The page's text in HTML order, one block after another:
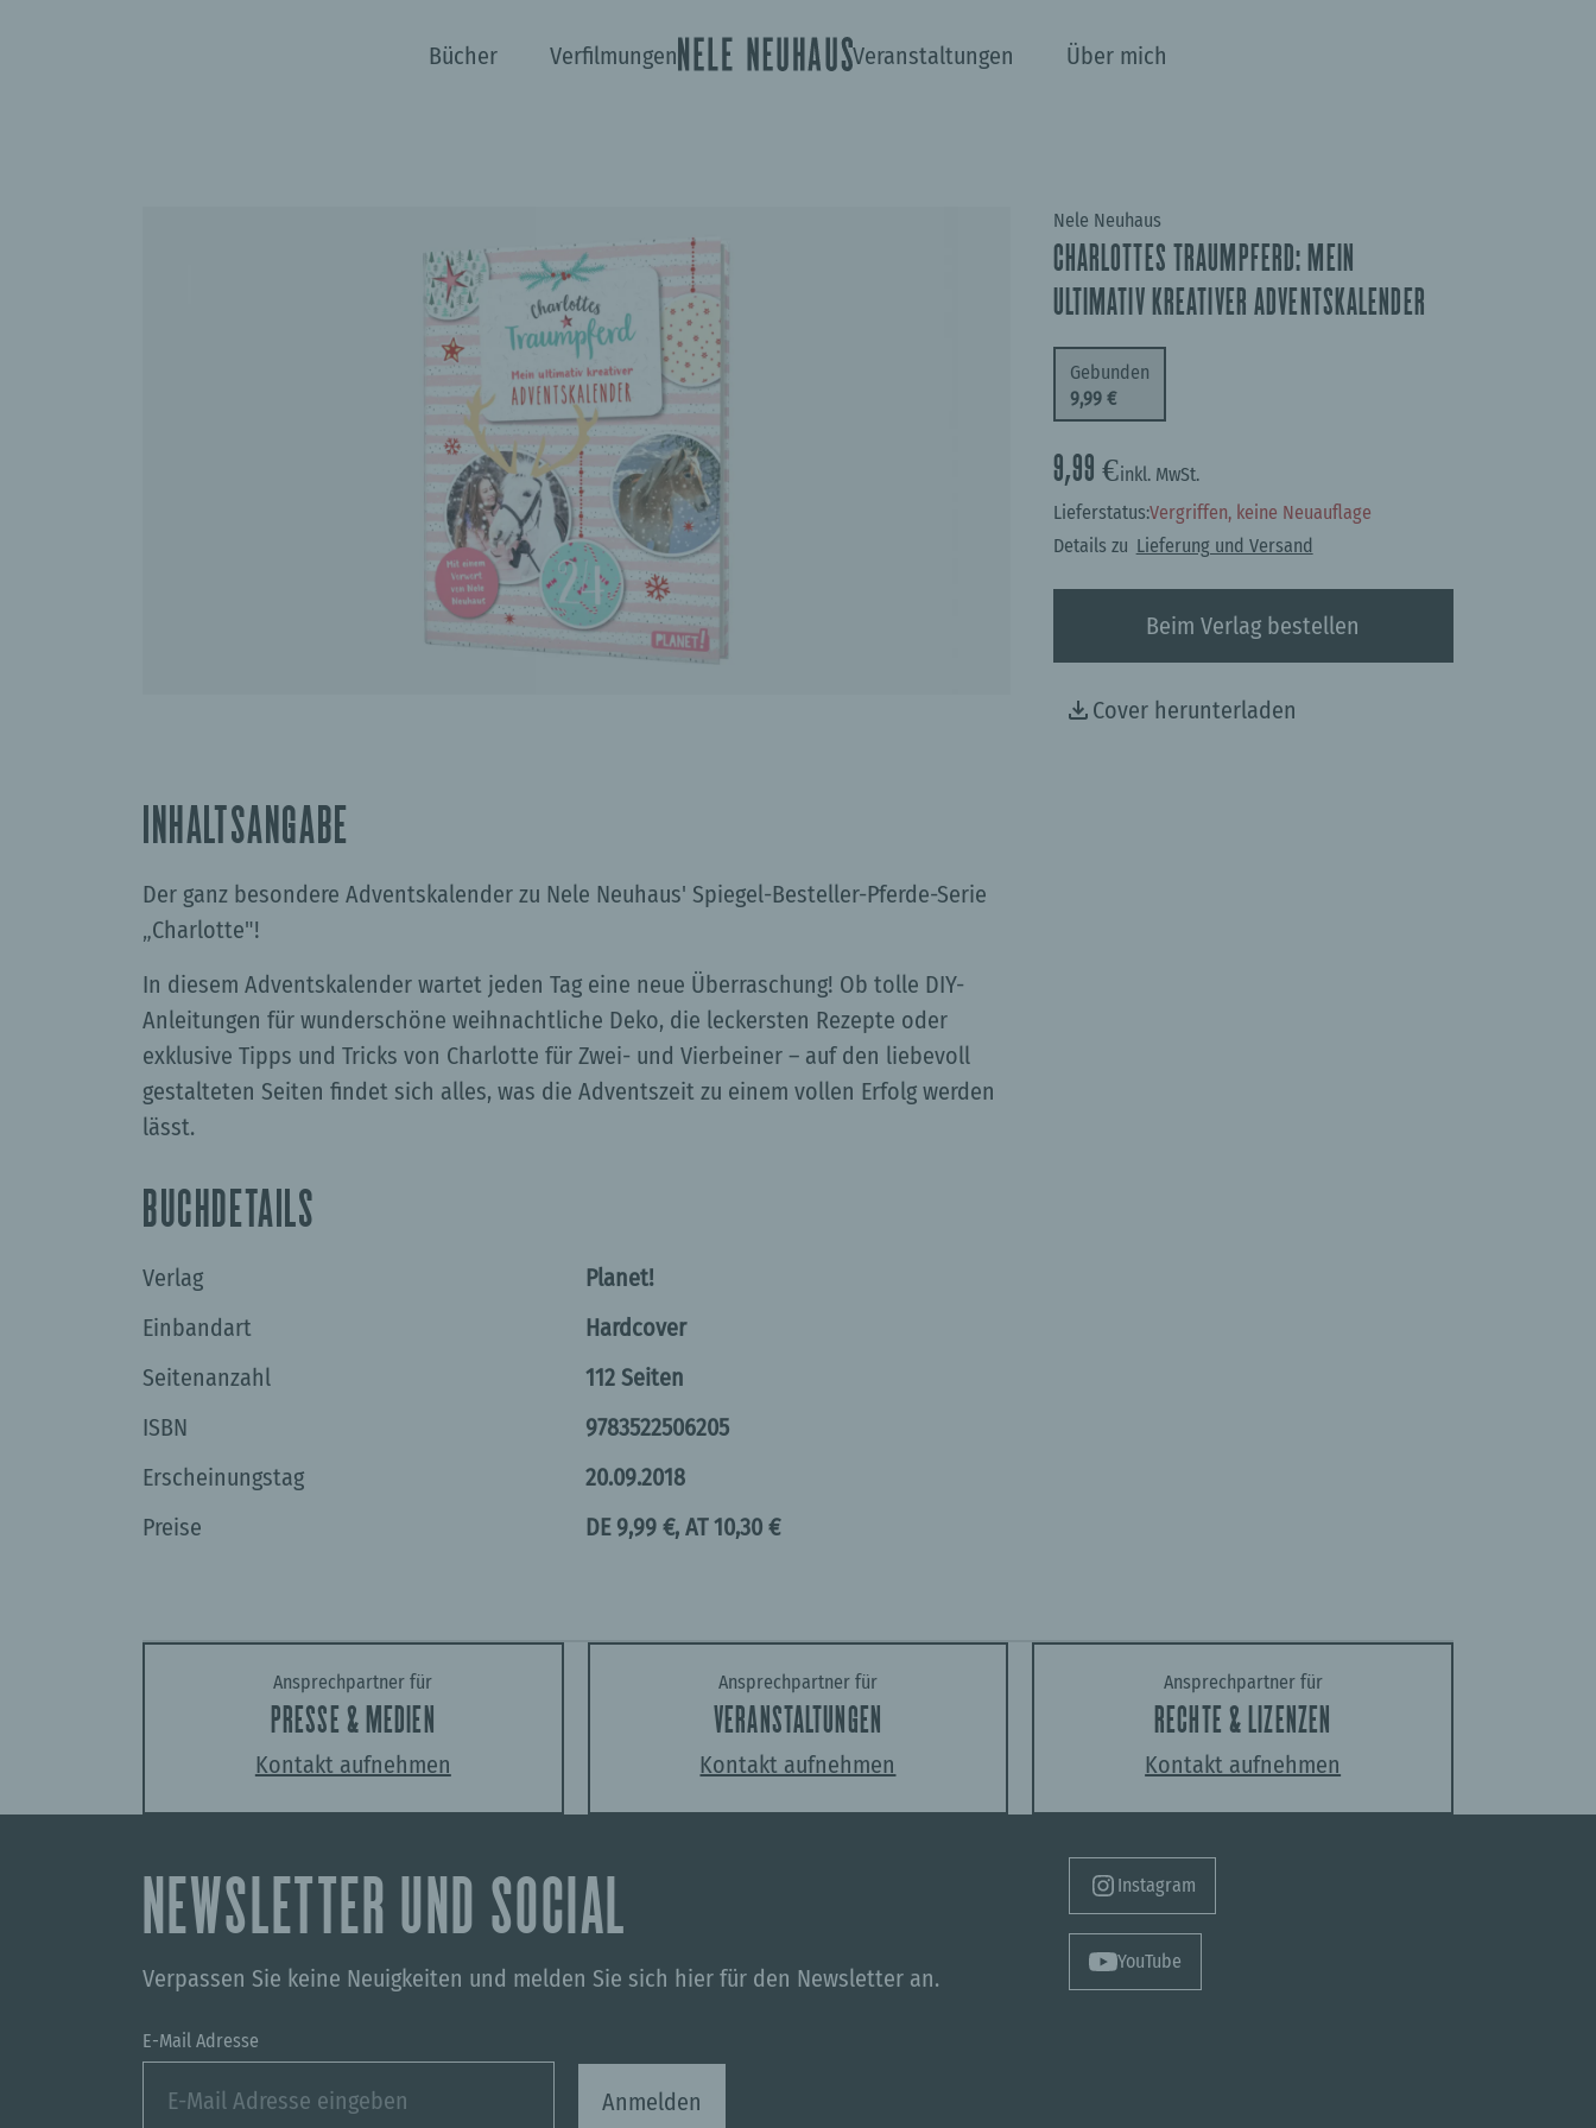
Bücher Verfilmungen Veranstaltungen Über mich
Nele Neuhaus
CHARLOTTES TRAUMPFERD: MEIN
ULTIMATIV KREATIVER ADVENTSKALENDER
Gebunden
9,99 €
9,99 €inkl. MwSt.
Lieferstatus:Vergriffen, keine Neuauflage
Details zu Lieferung und Versand
Beim Verlag bestellen
Cover herunterladen
INHALTSANGABE
Der ganz besondere Adventskalender zu Nele Neuhaus' Spiegel-Besteller-Pferde-Serie
„Charlotte"!
In diesem Adventskalender wartet jeden Tag eine neue Überraschung! Ob tolle DIY-
Anleitungen für wunderschöne weihnachtliche Deko, die leckersten Rezepte oder
exklusive Tipps und Tricks von Charlotte für Zwei- und Vierbeiner – auf den liebevoll
gestalteten Seiten findet sich alles, was die Adventszeit zu einem vollen Erfolg werden
lässt.
BUCHDETAILS
Verlag
Planet!
Einbandart
Hardcover
Seitenanzahl
112 Seiten
ISBN
9783522506205
Erscheinungstag
20.09.2018
Preise
DE 9,99 €, AT 10,30 €
Ansprechpartner für
PRESSE & MEDIEN
Kontakt aufnehmen
Ansprechpartner für
VERANSTALTUNGEN
Kontakt aufnehmen
Ansprechpartner für
RECHTE & LIZENZEN
Kontakt aufnehmen
NEWSLETTER UND SOCIAL
Verpassen Sie keine Neuigkeiten und melden Sie sich hier für den Newsletter an.
E-Mail Adresse
Anmelden
Instagram
YouTube